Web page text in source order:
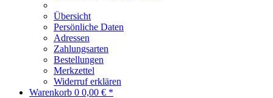
Übersicht
Persönliche Daten
Adressen
Zahlungsarten
Bestellungen
Merkzettel
Widerruf erklären
Warenkorb 0 0,00 € *